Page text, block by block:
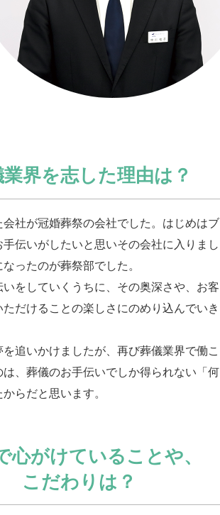
界を志した理由は？
社が冠婚葬祭の会社でした。はじめはブ
伝いがしたいと思いその会社に入りまし
ったのが葬祭部でした。
をしていくうちに、その奥深さや、お客
だけることの楽しさにのめり込んでいき
追いかけましたが、再び葬儀業界で働こ
は、葬儀のお手伝いでしか得られない「何
らだと思います。
心がけていることや、
こだわりは？